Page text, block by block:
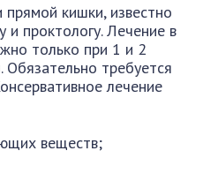
кишки, известно
проктологу. Лечение в
только при 1 и 2
Обязательно требуется
лечение
веществ;